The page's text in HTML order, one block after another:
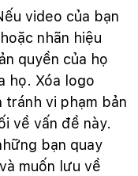
video của bạn
nhãn hiệu
quyền của họ
họ. Xóa logo
vi phạm bản
về vấn đề này.
bạn quay
muốn lưu về